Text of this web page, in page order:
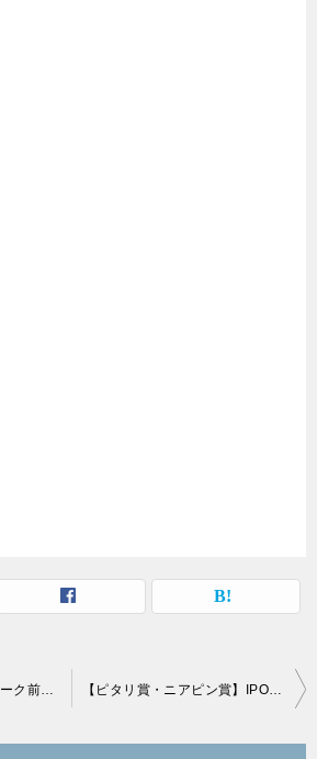
2026年ゴールデンウィーク前までのIPOを振り返る 【ピタリ賞・ニアピン賞】IPO読者予想2026年4～6月上場分のアマゾンギフト券を送付しました【総額3,400円】